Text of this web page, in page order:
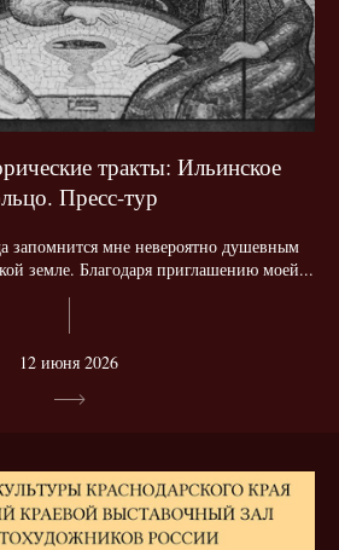
тракты: Ильинское
Пресс-тур
запомнится мне невероятно душевным
земле. Благодаря приглашению моей...
12 июня 2026